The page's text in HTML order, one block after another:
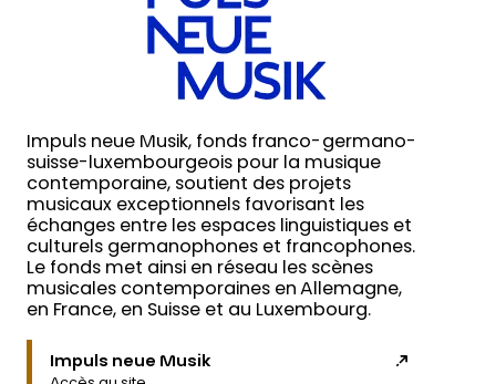
Impuls neue Musik, fonds franco-germano-
suisse-luxembourgeois pour la musique
contemporaine, soutient des projets
musicaux exceptionnels favorisant les
échanges entre les espaces linguistiques et
culturels germanophones et francophones.
Le fonds met ainsi en réseau les scènes
musicales contemporaines en Allemagne,
en France, en Suisse et au Luxembourg.
Impuls neue Musik